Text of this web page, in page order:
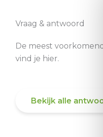
Vraag & antwoord
De meest
vind je hier.
Bekijk alle